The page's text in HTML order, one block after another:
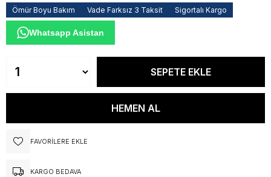
Ömür Boyu Bakım Vade Farksız 3 Taksit Sigortalı Kargo
Whatsapp Asistan
FAVORILERE EKLE
KARGO BEDAVA